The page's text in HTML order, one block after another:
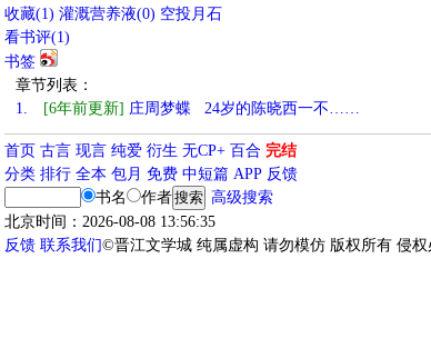
收藏(1) 灌溉营养液(0) 空投月石
看书评(1)
书签
章节列表：
1.
[6年前更新] 庄周梦蝶 24岁的陈晓西一不……
首页 古言 现言 纯爱 衍生 无CP+ 百合 完结
分类 排行 全本 包月 免费 中短篇 APP 反馈
书名
作者
高级搜索
北京时间：2026-08-08 13:56:35
反馈 联系我们©晋江文学城 纯属虚构 请勿模仿 版权所有 侵